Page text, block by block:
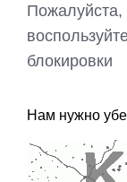
Пожалуйста,
блокировки
Нам нужно